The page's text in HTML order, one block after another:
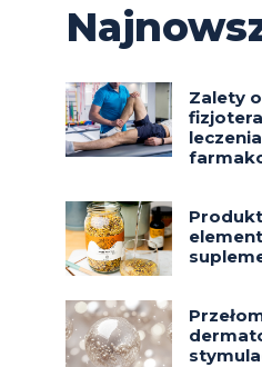
Zalety
leczenia